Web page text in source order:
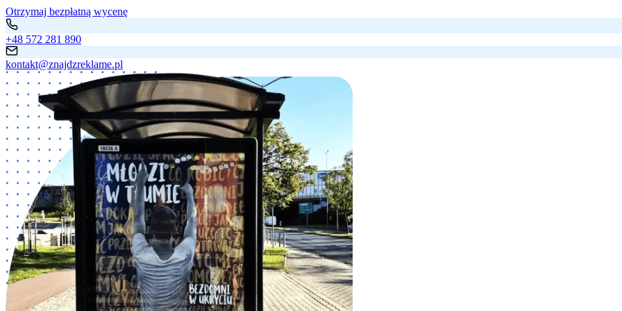
Otrzymaj bezpłatną wycenę
+48 572 281 890
kontakt@znajdzreklame.pl